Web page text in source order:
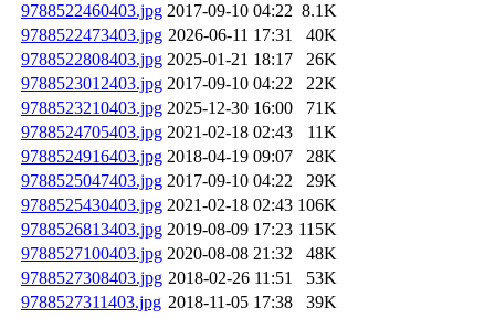
9788522460403.jpg 2017-09-10 04:22 8.1K
9788522473403.jpg 2026-06-11 17:31
40K
9788522808403.jpg 2025-01-21 18:17
26K
9788523012403.jpg 2017-09-10 04:22
22K
9788523210403.jpg 2025-12-30 16:00
71K
9788524705403.jpg 2021-02-18 02:43
11K
9788524916403.jpg 2018-04-19 09:07
28K
9788525047403.jpg 2017-09-10 04:22
29K
9788525430403.jpg 2021-02-18 02:43 106K
9788526813403.jpg 2019-08-09 17:23 115K
9788527100403.jpg 2020-08-08 21:32
48K
9788527308403.jpg 2018-02-26 11:51
53K
9788527311403.jpg 2018-11-05 17:38
39K